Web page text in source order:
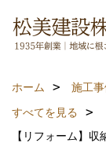
ホーム 施工事
すべてを見る
【リフォーム】